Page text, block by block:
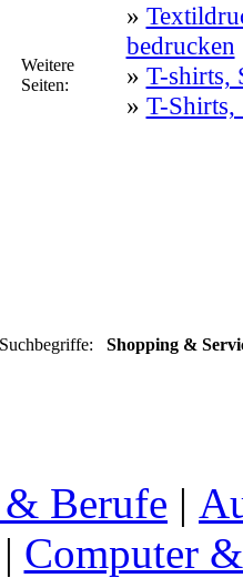
Weitere
Seiten:
»
bedrucken
» T-shirts,
» T-Shirts,
Suchbegriffe: Shopping &
Berufe |
Computer